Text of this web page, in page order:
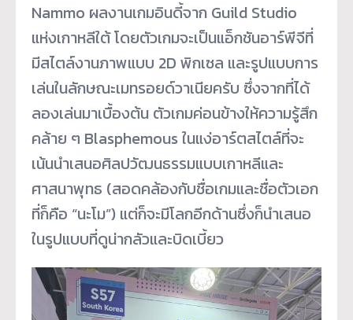
Nammo ผลงานเกมอินดี้จาก Guild Studio
แห่งเกาหลีใต้ โดยตัวเกมจะเป็นแอ็กชันอาร์พีจีที่
มีสไตล์งานภาพแบบ 2D พิกเซล และรูปแบบการ
เล่นในลักษณะเมทรอยด์วาเนียครับ ซึ่งจากที่ได้
ลองเล่นมาเบื้องต้น ตัวเกมค่อนข้างให้ความรู้สึก
คล้าย ๆ Blasphemous ในแง่อาร์ตสไตล์ที่จะ
เน้นนำเสนอศิลปวัฒนธรรมแบบเกาหลีและ
ศาสนาพุทธ (สอดคล้องกับชื่อเกมและชื่อตัวเอก
ที่ก็คือ “นะโม”) แต่ก็จะมีโลกอีกด้านซึ่งก็นำเสนอ
ในรูปแบบที่ดูน่ากลัวและบิดเบี้ยว